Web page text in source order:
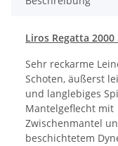
Liros Regatta
Sehr reckarme
Schoten, äußerst
und langlebiges
Mantelgeflecht mit
Zwischenmantel
beschichtetem